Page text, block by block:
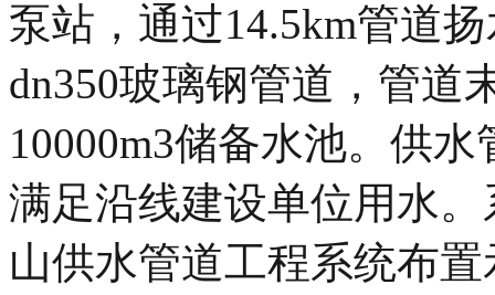
泵站，通过14.5km管道
dn350玻璃钢管道，管道
10000m3储备水池。供
满足沿线建设单位用水
山供水管道工程系统布